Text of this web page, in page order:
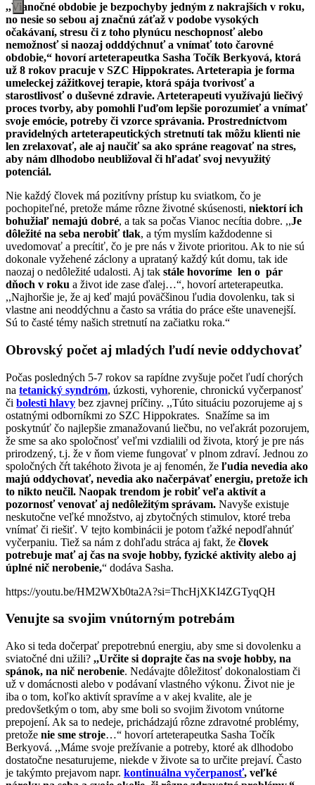
,,Vianočné obdobie je bezpochyby jedným z nakrajších v roku,
no nesie so sebou aj značnú záťaž v podobe vysokých
očakávaní, stresu či z toho plynúcu neschopnosť alebo
nemožnosť si naozaj odddýchnuť a vnímať toto čarovné
obdobie,“ hovorí arteterapeutka Sasha Točík Berkyová, ktorá
už 8 rokov pracuje v SZC Hippokrates. Arteterapia je forma
umeleckej zážitkovej terapie, ktorá spája tvorivosť a
starostlivosť o duševné zdravie. Arteterapeuti využívajú liečivý
proces tvorby, aby pomohli ľuďom lepšie porozumieť a vnímať
svoje emócie, potreby či vzorce správania. Prostredníctvom
pravidelných arteterapeutických stretnutí tak môžu klienti nie
len zrelaxovať, ale aj naučiť sa ako spráne reagovať na stres,
aby nám dlhodobo neubližoval či hľadať svoj nevyužitý
potenciál.
Nie každý človek má pozitívny prístup ku sviatkom, čo je
pochopiteľné, pretože máme rôzne životné skúsenosti, niektorí ich
bohužiaľ nemajú dobré, a tak sa počas Vianoc necítia dobre. ,,Je
dôležité na seba nerobiť tlak, a tým myslím každodenne si
uvedomovať a precítiť, čo je pre nás v živote prioritou. Ak to nie sú
dokonale vyžehené záclony a uprataný každý kút domu, tak ide
naozaj o nedôležité udalosti. Aj tak stále hovoríme len o pár
dňoch v roku a život ide zase ďalej…“, hovorí arteterapeutka.
,,Najhoršie je, že aj keď majú poväčšinou ľudia dovolenku, tak si
vlastne ani neoddýchnu a často sa vrátia do práce ešte unavenejší.
Sú to časté témy našich stretnutí na začiatku roka.“
Obrovský počet aj mladých ľudí nevie oddychovať
Počas posledných 5-7 rokov sa rapídne zvyšuje počet ľudí chorých
na tetanický syndróm, úzkosti, vyhorenie, chronickú vyčerpanosť
či bolesti hlavy bez zjavnej príčiny. ,,Túto situáciu pozorujeme aj s
ostatnými odborníkmi zo SZC Hippokrates. Snažíme sa im
poskytnúť čo najlepšie zmanažovanú liečbu, no veľakrát pozorujem,
že sme sa ako spoločnosť veľmi vzdialili od života, ktorý je pre nás
prirodzený, t.j. že v ňom vieme fungovať v plnom zdraví. Jednou zo
spoločných čŕt takéhoto života je aj fenomén, že ľudia nevedia ako
majú oddychovať, nevedia ako načerpávať energiu, pretože ich
to nikto neučil. Naopak trendom je robiť veľa aktivít a
pozornosť venovať aj nedôležitým správam. Navyše existuje
neskutočne veľké množstvo, aj zbytočných stimulov, ktoré treba
vnímať či riešiť. V tejto kombinácii je potom ťažké nepodľahnúť
vyčerpaniu. Tiež sa nám z dohľadu stráca aj fakt, že človek
potrebuje mať aj čas na svoje hobby, fyzické aktivity alebo aj
úplné nič nerobenie,“ dodáva Sasha.
https://youtu.be/HM2WXb0ta2A?si=ThcHjXKI4ZGTyqQH
Venujte sa svojim vnútorným potrebám
Ako si teda dočerpať prepotrebnú energiu, aby sme si dovolenku a
sviatočné dni užili? ,,Určite si doprajte čas na svoje hobby, na
spánok, na nič nerobenie. Nedávajte dôležitosť dokonalostiam či
už v domácnosti alebo v podávaní vlastného výkonu. Život nie je
iba o tom, koľko aktivít spravíme a v akej kvalite, ale je
predovšetkým o tom, aby sme boli so svojim životom vnútorne
prepojení. Ak sa to nedeje, prichádzajú rôzne zdravotné problémy,
pretože nie sme stroje…“ hovorí arteterapeutka Sasha Točík
Berkyová. ,,Máme svoje prežívanie a potreby, ktoré ak dlhodobo
dostatočne nesaturujeme, niekde v živote sa to určite prejaví. Často
je takýmto prejavom napr. kontinuálna vyčerpanosť, veľké